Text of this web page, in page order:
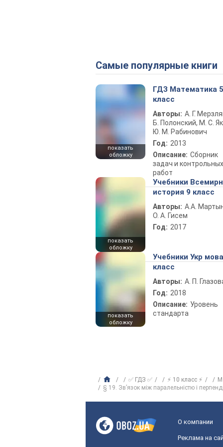
Самые популярные книги
показать
обложку
ГДЗ Математика 5
класс
Авторы: А. Г.
Б. Полонский, М. С.
Ю. М. Рабинович
Год: 2013
Описание: Сборник
задач и контрольных
работ
показать
обложку
Учебники
история 9 класс
Авторы: А.А.
О. А. Гисем
Год: 2017
показать
обложку
Учебники Укр
класс
Авторы: А. П.
Год: 2018
Описание: Уровень
стандарта
✅ ГДЗ ✅ ⚡ 10 класс ⚡
§ 19. Зв’язок між паралельністю і
О компании
Реклама на